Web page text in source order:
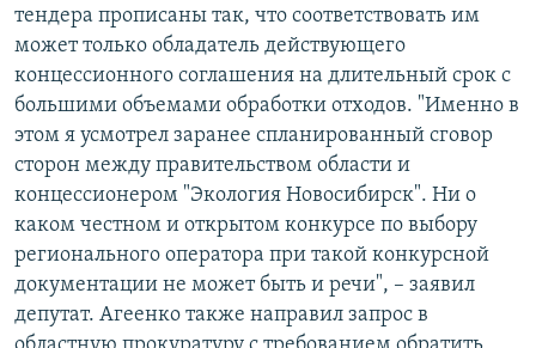
тендера прописаны так, что соответствовать им
может только обладатель действующего
концессионного соглашения на длительный срок с
большими объемами обработки отходов. "Именно в
этом я усмотрел заранее спланированный сговор
сторон между правительством области и
концессионером "Экология Новосибирск". Ни о
каком честном и открытом конкурсе по выбору
регионального оператора при такой конкурсной
документации не может быть и речи", – заявил
депутат. Агеенко также направил запрос в